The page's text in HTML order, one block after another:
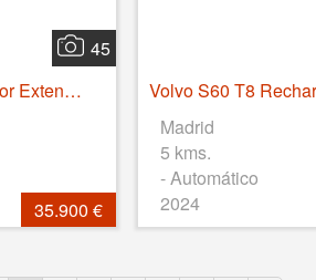
45
Volvo EX30 Single Motor Extended Range Plus Auto 200 kW (272 CV)
35.900 €
Madrid
5 kms.
- Automático
2024